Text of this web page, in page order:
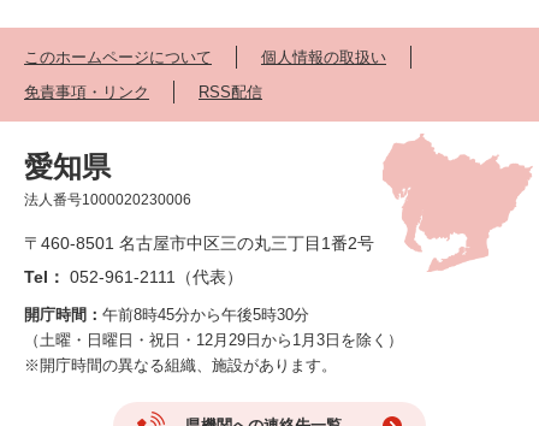
このホームページについて
個人情報の取扱い
免責事項・リンク
RSS配信
愛知県
法人番号1000020230006
〒460-8501 名古屋市中区三の丸三丁目1番2号
Tel： 052-961-2111（代表）
開庁時間： 午前8時45分から午後5時30分
（土曜・日曜日・祝日・12月29日から1月3日を除く）
※開庁時間の異なる組織、施設があります。